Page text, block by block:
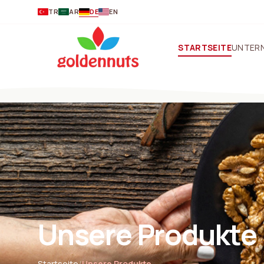
TR AR DE EN
STARTSEITE
Unsere Produkte